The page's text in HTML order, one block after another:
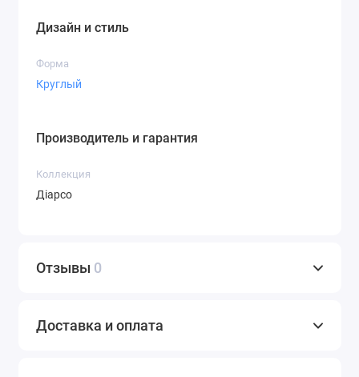
Дизайн и стиль
Форма
Круглый
Производитель и гарантия
Коллекция
Діарсо
Отзывы 0
Доставка и оплата